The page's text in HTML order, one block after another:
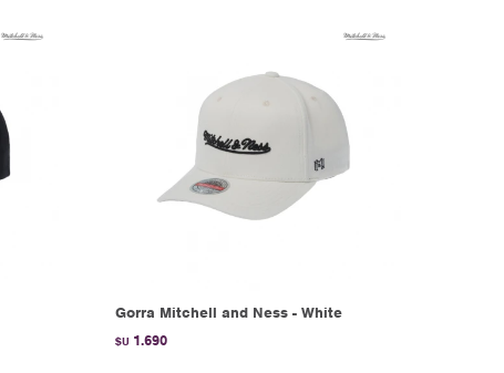
Gorra Mitchell and Ness - White
$U 1.690